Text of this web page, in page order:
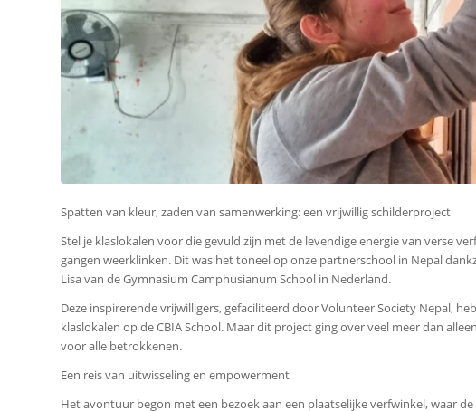
Spatten van kleur, zaden van samenwerking: een vrijwillig schilderproject
Stel je klaslokalen voor die gevuld zijn met de levendige energie van verse
gangen weerklinken. Dit was het toneel op onze partnerschool in Nepal
Lisa van de Gymnasium Camphusianum School in Nederland.
Deze inspirerende vrijwilligers, gefaciliteerd door Volunteer Society Nepal,
klaslokalen op de CBIA School. Maar dit project ging over veel meer dan
voor alle betrokkenen.
Een reis van uitwisseling en empowerment
Het avontuur begon met een bezoek aan een plaatselijke verfwinkel, waar